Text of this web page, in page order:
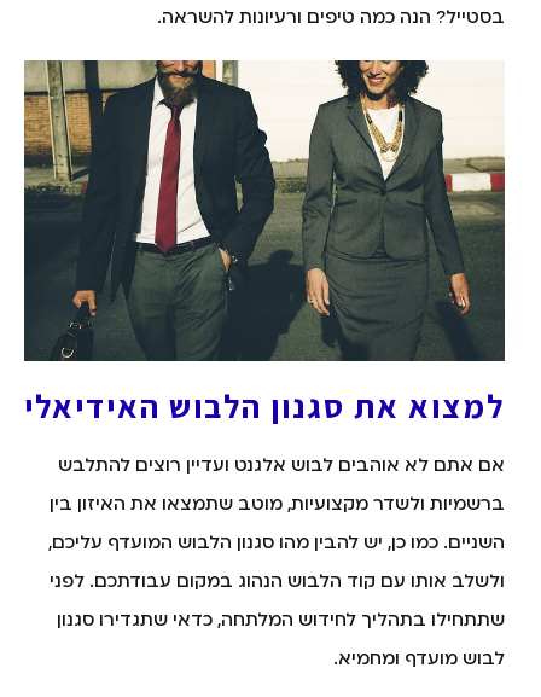
בסטייל? הנה כמה טיפים ורעיונות להשראה.
למצוא את סגנון הלבוש האידיאלי
אם אתם לא אוהבים לבוש אלגנט ועדיין רוצים להתלבש
ברשמיות ולשדר מקצועיות, מוטב שתמצאו את האיזון בין
השניים. כמו כן, יש להבין מהו סגנון הלבוש המועדף עליכם,
ולשלב אותו עם קוד הלבוש הנהוג במקום עבודתכם. לפני
שתתחילו בתהליך לחידוש המלתחה, כדאי שתגדירו סגנון
לבוש מועדף ומחמיא.